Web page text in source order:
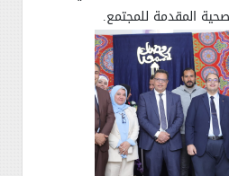
المقدمة للمجتمع.